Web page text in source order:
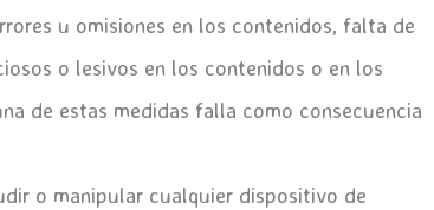
u omisiones en los contenidos, falta de
o lesivos en los contenidos o en los
de estas medidas falla como consecuencia
o manipular cualquier dispositivo de